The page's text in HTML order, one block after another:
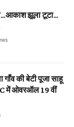
झूला टूटा…
गाँव की बेटी पूजा साहू
में ओवरऑल 19 वीं